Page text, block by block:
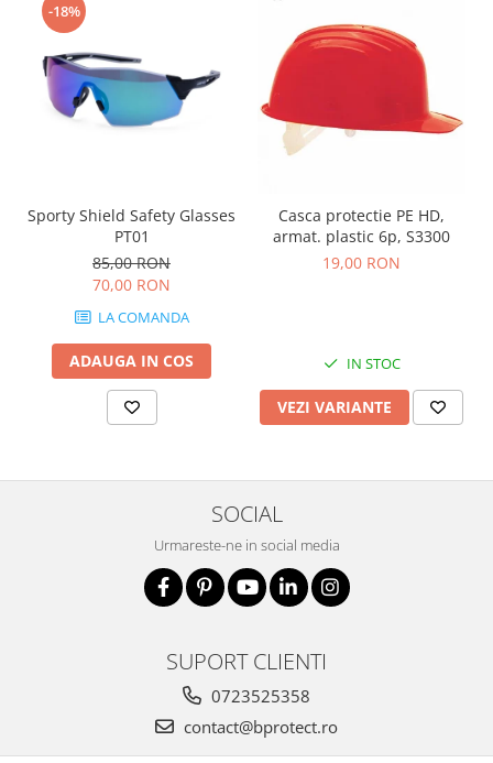
-18%
Sporty Shield Safety Glasses
PT01
85,00 RON
70,00 RON
LA COMANDA
ADAUGA IN COS
Casca protectie PE HD,
armat. plastic 6p, S3300
19,00 RON
IN STOC
VEZI VARIANTE
SOCIAL
Urmareste-ne in social media
SUPORT CLIENTI
0723525358
contact@bprotect.ro